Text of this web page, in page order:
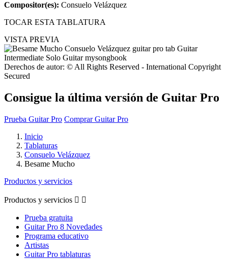
Compositor(es): Consuelo Velázquez
TOCAR ESTA TABLATURA
VISTA PREVIA
Derechos de autor: © All Rights Reserved - International Copyright
Secured
Consigue la última versión de Guitar Pro
Prueba Guitar Pro Comprar Guitar Pro
Inicio
Tablaturas
Consuelo Velázquez
Besame Mucho
Productos y servicios
Productos y servicios  
Prueba gratuita
Guitar Pro 8 Novedades
Programa educativo
Artistas
Guitar Pro tablaturas